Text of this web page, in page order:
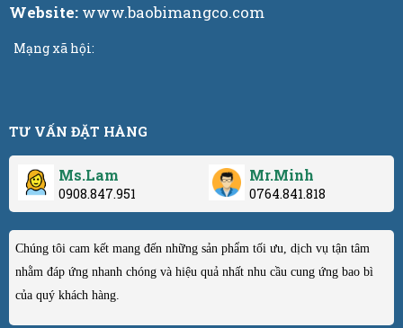
Website: www.baobimangco.com
Mạng xã hội:
TƯ VẤN ĐẶT HÀNG
Ms.Lam
0908.847.951
Mr.Minh
0764.841.818
Chúng tôi cam kết mang đến những sản phẩm tối ưu, dịch vụ tận tâm
nhằm đáp ứng nhanh chóng và hiệu quả nhất nhu cầu cung ứng bao bì
của quý khách hàng.